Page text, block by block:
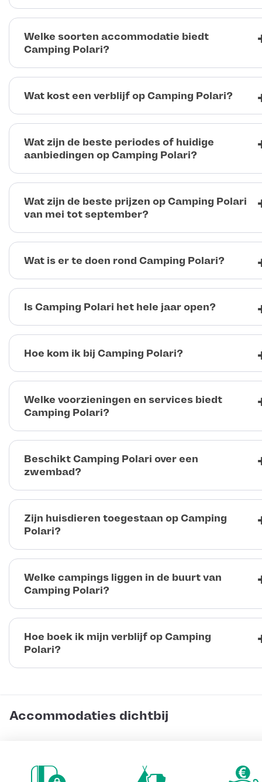
Welke soorten accommodatie biedt
Camping Polari?
Wat kost een verblijf op Camping Polari?
Wat zijn de beste periodes of huidige
aanbiedingen op Camping Polari?
Wat zijn de beste prijzen op Camping Polari
van mei tot september?
Wat is er te doen rond Camping Polari?
Is Camping Polari het hele jaar open?
Hoe kom ik bij Camping Polari?
Welke voorzieningen en services biedt
Camping Polari?
Beschikt Camping Polari over een
zwembad?
Zijn huisdieren toegestaan op Camping
Polari?
Welke campings liggen in de buurt van
Camping Polari?
Hoe boek ik mijn verblijf op Camping
Polari?
Accommodaties dichtbij